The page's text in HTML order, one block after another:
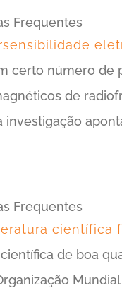
certo número de
de
investigação
científica
de boa
Mundial